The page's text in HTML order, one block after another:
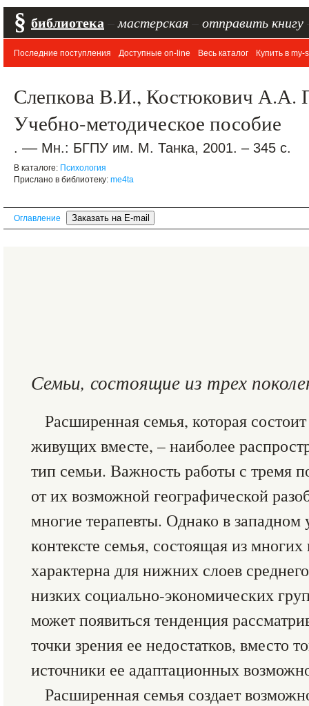
§ библиотека мастерская отправить книгу
Последние поступления Доступные on-line Весь каталог Купить в my-
Слепкова В.И., Костюкович А.А.
Учебно-методическое пособие
. –– Мн.: БГПУ им. М. Танка, 2001. – 345 с.
В каталоге: Психология
Прислано в библиотеку: me4ta
Оглавление
Семьи, состоящие из трех
Расширенная семья, которая
живущих вместе, – наиболее
тип семьи. Важность работы с тремя
от их возможной географической
многие терапевты. Однако в западном
контексте семья, состоящая из
характерна для нижних слоев
низких социально-экономических
может появиться тенденция
точки зрения ее недостатков, вместо
источники ее адаптационных
Расширенная семья создает